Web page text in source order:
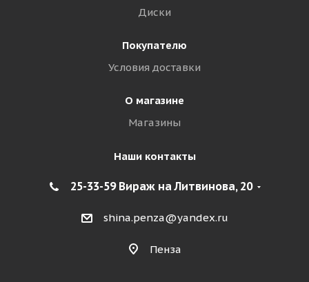
Диски
Покупателю
Условия доставки
О магазине
Магазины
Наши контакты
25-33-59 Вираж на Литвинова, 20
shina.penza@yandex.ru
Пенза